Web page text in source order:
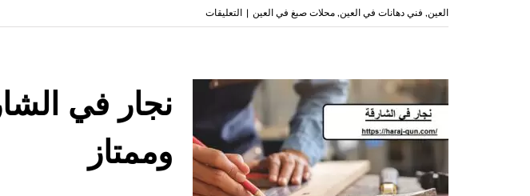
العين, فني دهانات في العين, محلات صبغ في العين | التعليقاتعلى
شركة
|0503418441|
وتشطيبات
مغلقة
وممتاز